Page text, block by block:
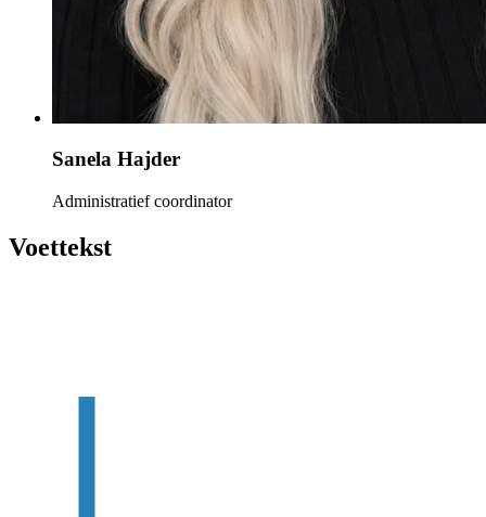
Sanela Hajder
Administratief coordinator
Voettekst